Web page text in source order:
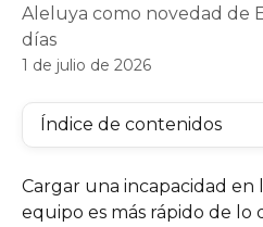
Aleluya como novedad de
días
1 de julio de 2026
Índice de contenidos
Cargar una incapacidad en
equipo es más rápido de lo